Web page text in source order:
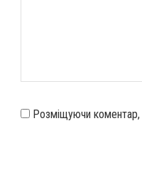
Розміщуючи